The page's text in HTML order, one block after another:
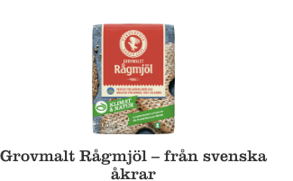
Grovmalt Rågmjöl – från svenska
åkrar